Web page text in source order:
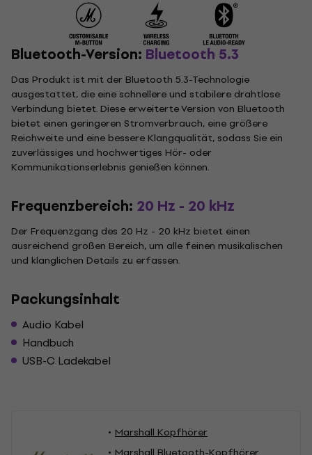
Bluetooth-Version: Bluetooth 5.3
Das Produkt ist mit der Bluetooth 5.3-Technologie
ausgestattet, die eine schnellere und stabilere drahtlose
Verbindung bietet. Diese erweiterte Version von Bluetooth
bietet einen geringeren Stromverbrauch, eine größere
Reichweite und eine bessere Klangqualität, sodass Sie ein
zuverlässiges und hochwertiges Hör- oder
Kommunikationserlebnis genießen können.
Frequenzbereich: 20 Hz - 20 kHz
Der Frequenzgang des 20 Hz - 20 kHz bietet einen
ausreichend großen Bereich, um alle feinen musikalischen
und klanglichen Details zu erfassen.
Packungsinhalt
Audio Kabel
Handbuch
USB-C Ladekabel
Marshall Kopfhörer